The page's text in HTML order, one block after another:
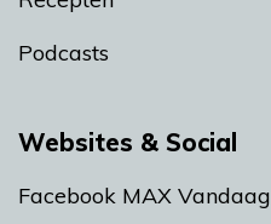
Podcasts
Websites & Social
Facebook MAX Vandaag